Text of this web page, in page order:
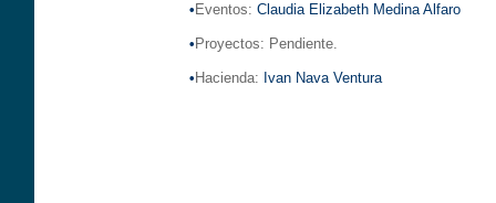
• Eventos: Claudia Elizabeth Medina Alfaro
• Proyectos: Pendiente.
• Hacienda: Ivan Nava Ventura